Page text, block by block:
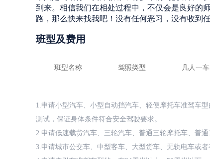
到来。相信我们在相处过程中，不仅会是良好的
路，那么快来找我吧！没有任何恶习，没有收到
班型及费用
班型名称 驾照类型 几人一车
1.申请小型汽车、小型自动挡汽车、轻便摩托车准驾车
测试，保证身体条件符合安全驾驶要求。
2.申请低速载货汽车、三轮汽车、普通三轮摩托车、普
3.申请城市公交车、中型客车、大型货车、无轨电车或